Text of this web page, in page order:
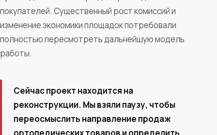
покупателей. Существенный рост комиссий и
изменение экономики площадок потребовали
полностью пересмотреть дальнейшую модель
работы.
Сейчас проект находится на
реконструкции. Мы взяли паузу, чтобы
переосмыслить направление продаж